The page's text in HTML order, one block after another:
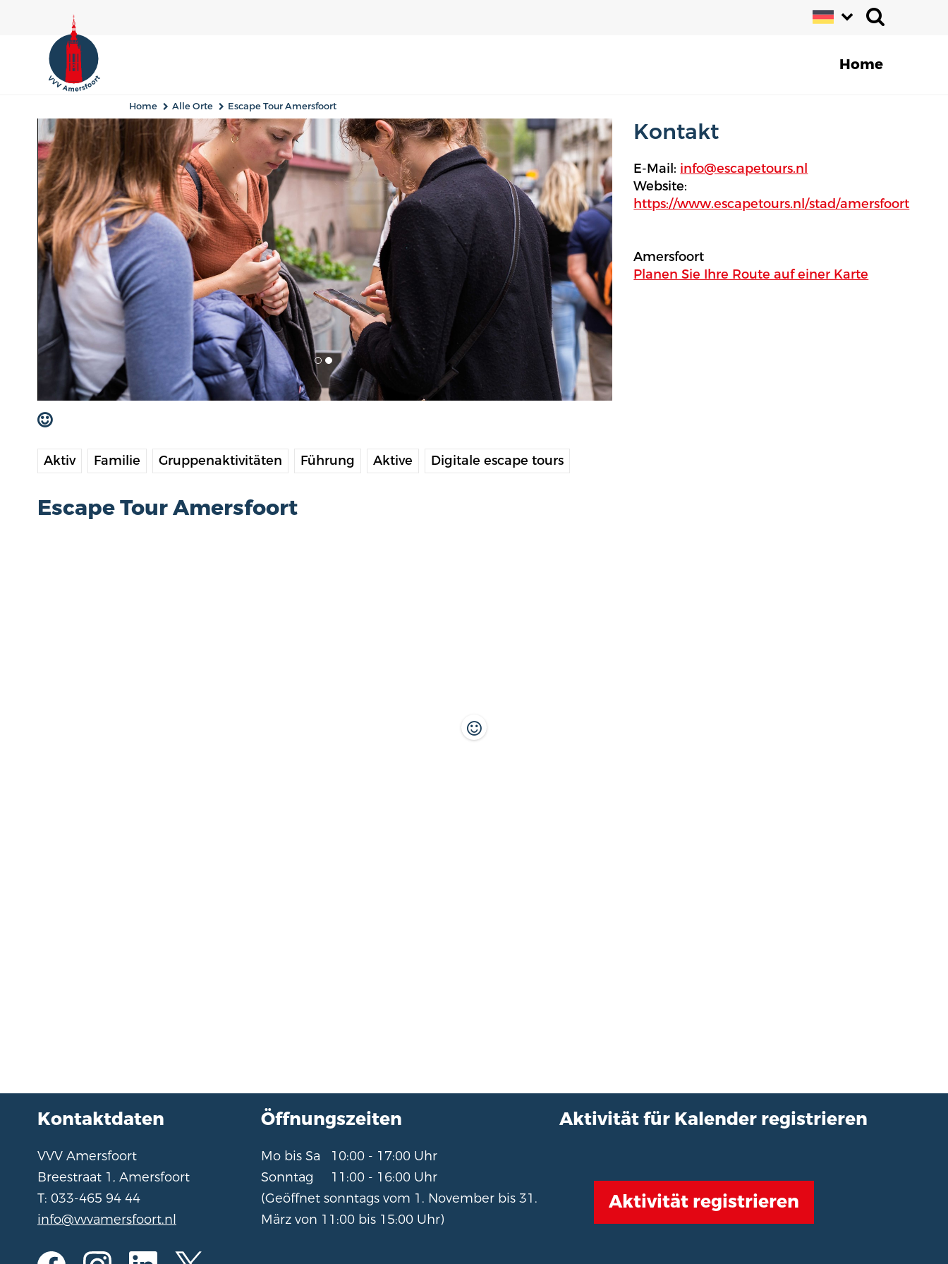
Home
Home Alle Orte Escape Tour Amersfoort
Aktiv Familie Gruppenaktivitäten Führung Aktive Digitale escape tours
Escape Tour Amersfoort
Kontakt
E-Mail: info@escapetours.nl
Website:
https://www.escapetours.nl/stad/amersfoort
Amersfoort
Planen Sie Ihre Route auf einer Karte
Kontaktdaten
VVV Amersfoort
Breestraat 1, Amersfoort
T: 033-465 94 44
info@vvvamersfoort.nl
Öffnungszeiten
Mo bis Sa 10:00 - 17:00 Uhr
Sonntag
11:00 - 16:00 Uhr
(Geöffnet sonntags vom 1. November bis 31.
März von 11:00 bis 15:00 Uhr)
Aktivität für Kalender registrieren
Aktivität registrieren